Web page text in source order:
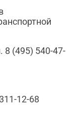
8 (495) 540-47-
12-68